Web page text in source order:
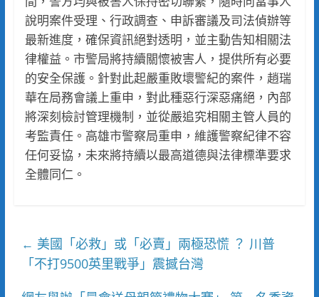
說明案件受理、行政調查、申訴審議及司法偵辦等
最新進度，確保資訊絕對透明，並主動告知相關法
律權益。市警局將持續關懷被害人，提供所有必要
的安全保護。針對此起嚴重敗壞警紀的案件，趙瑞
華在局務會議上重申，對此種惡行深惡痛絕，內部
將深刻檢討管理機制，並從嚴追究相關主管人員的
考監責任。高雄市警察局重申，維護警察紀律不容
任何妥協，未來將持續以最高道德與法律標準要求
全體同仁。
← 美國「必救」或「必賣」兩極恐慌 ？ 川普
「不打9500英里戰爭」震撼台灣